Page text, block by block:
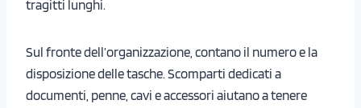
tragitti lunghi.
Sul fronte dell’organizzazione, contano il numero e la
disposizione delle tasche. Scomparti dedicati a
documenti, penne, cavi e accessori aiutano a tenere